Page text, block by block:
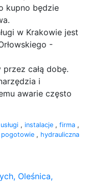
kupno będzie
w Krakowie jest
-
całą dobę.
i
awarie często
usługi , instalacje , firma ,
pogotowie , hydrauliczna
Oleśnica,